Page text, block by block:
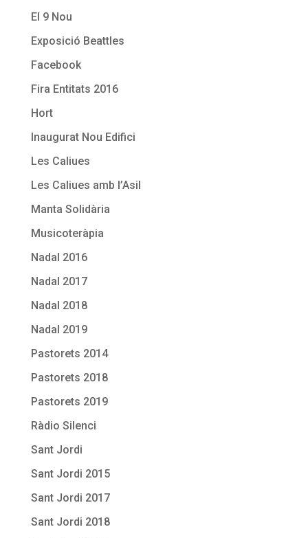
El 9 Nou
Exposició Beattles
Facebook
Fira Entitats 2016
Hort
Inaugurat Nou Edifici
Les Caliues
Les Caliues amb l’Asil
Manta Solidària
Musicoteràpia
Nadal 2016
Nadal 2017
Nadal 2018
Nadal 2019
Pastorets 2014
Pastorets 2018
Pastorets 2019
Ràdio Silenci
Sant Jordi
Sant Jordi 2015
Sant Jordi 2017
Sant Jordi 2018